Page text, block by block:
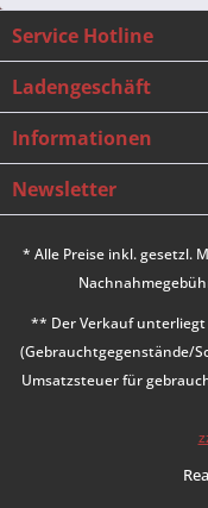
Service Hotline
Ladengeschäft
Informationen
Newsletter
* Alle Preise inkl. gesetzl.
** Der Verkauf unterliegt
(Gebrauchtgegenstände/
Umsatzsteuer für